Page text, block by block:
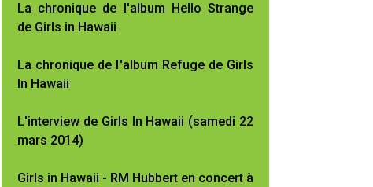
La chronique de l'album Hello Strange
de Girls in Hawaii
La chronique de l'album Refuge de Girls
In Hawaii
L'interview de Girls In Hawaii (samedi 22
mars 2014)
Girls in Hawaii - RM Hubbert en concert à